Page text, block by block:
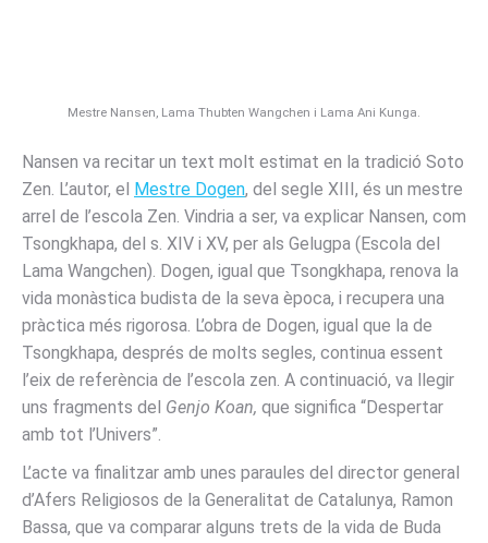
Mestre Nansen, Lama Thubten Wangchen i Lama Ani Kunga.
Nansen va recitar un text molt estimat en la tradició Soto
Zen. L’autor, el Mestre Dogen, del segle XIII, és un mestre
arrel de l’escola Zen. Vindria a ser, va explicar Nansen, com
Tsongkhapa, del s. XIV i XV, per als Gelugpa (Escola del
Lama Wangchen). Dogen, igual que Tsongkhapa, renova la
vida monàstica budista de la seva època, i recupera una
pràctica més rigorosa. L’obra de Dogen, igual que la de
Tsongkhapa, després de molts segles, continua essent
l’eix de referència de l’escola zen. A continuació, va llegir
uns fragments del Genjo Koan, que significa “Despertar
amb tot l’Univers”.
L’acte va finalitzar amb unes paraules del director general
d’Afers Religiosos de la Generalitat de Catalunya, Ramon
Bassa, que va comparar alguns trets de la vida de Buda